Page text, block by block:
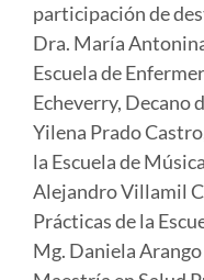
participación de
Dra. María
Escuela de
Echeverry, Decano
Yilena Prado Castro
la Escuela de
Alejandro Villamil
Prácticas de la
Mg. Daniela